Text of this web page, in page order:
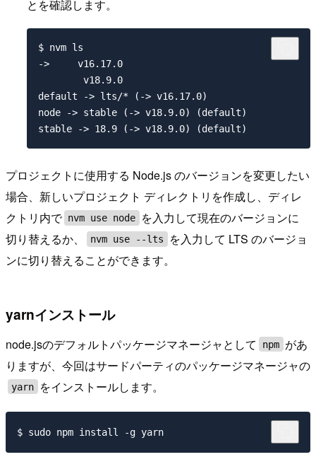
とを確認します。
$ nvm ls
->     v16.17.0
        v18.9.0
default -> lts/* (-> v16.17.0)
node -> stable (-> v18.9.0) (default)
プロジェクトに使用する Node.js のバージョンを変更したい
場合、新しいプロジェクト ディレクトリを作成し、ディレ
クトリ内で nvm use node
を入力して現在のバージョンに
切り替えるか、
nvm use --lts
を入力して LTS のバージョ
ンに切り替えることができます。
yarnインストール
node.jsのデフォルトパッケージマネージャとして npm があ
りますが、今回はサードパーティのパッケージマネージャの
yarn をインストールします。